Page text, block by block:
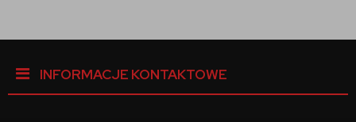
INFORMACJE KONTAKTOWE